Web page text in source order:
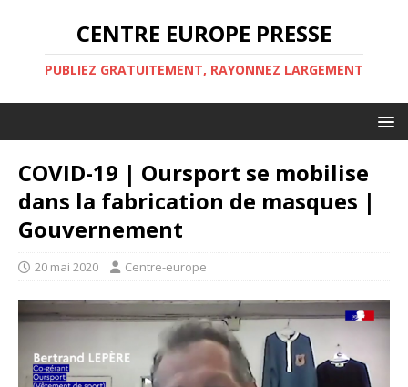
CENTRE EUROPE PRESSE
PUBLIEZ GRATUITEMENT, RAYONNEZ LARGEMENT
COVID-19 | Oursport se mobilise
dans la fabrication de masques |
Gouvernement
20 mai 2020 Centre-europe